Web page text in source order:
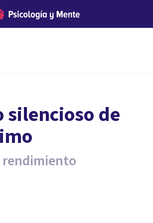
silencioso de
rendimiento